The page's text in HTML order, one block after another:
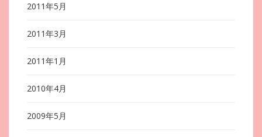
2011年5月
2011年3月
2011年1月
2010年4月
2009年5月